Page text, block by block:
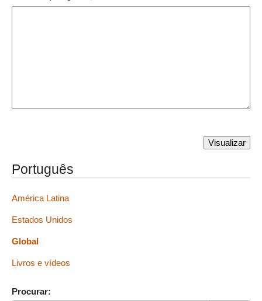
Português
América Latina
Estados Unidos
Global
Livros e vídeos
Procurar: